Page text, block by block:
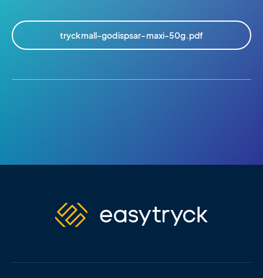
tryckmall-godispsar-maxi-50g.pdf